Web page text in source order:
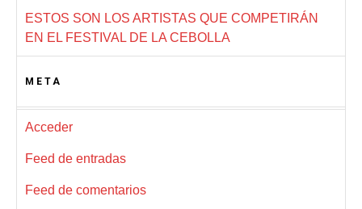
ESTOS SON LOS ARTISTAS QUE COMPETIRÁN
EN EL FESTIVAL DE LA CEBOLLA
META
Acceder
Feed de entradas
Feed de comentarios